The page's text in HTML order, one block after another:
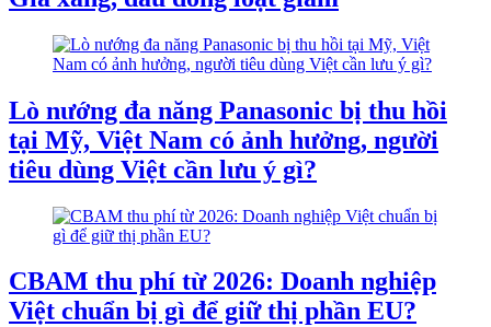
Lò nướng đa năng Panasonic bị thu hồi
tại Mỹ, Việt Nam có ảnh hưởng, người
tiêu dùng Việt cần lưu ý gì?
CBAM thu phí từ 2026: Doanh nghiệp
Việt chuẩn bị gì để giữ thị phần EU?